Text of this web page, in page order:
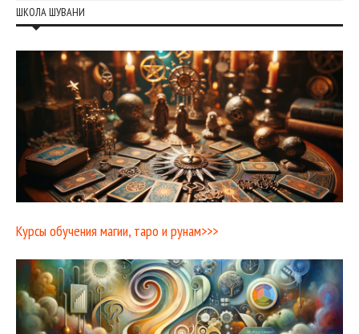
ШКОЛА ШУВАНИ
Курсы обучения магии, таро и рунам>>>